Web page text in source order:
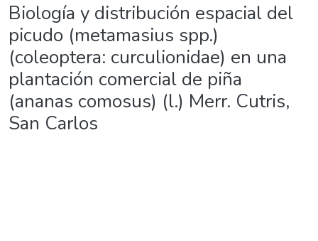
Biología y distribución espacial del
picudo (metamasius spp.)
(coleoptera: curculionidae) en una
plantación comercial de piña
(ananas comosus) (l.) Merr. Cutris,
San Carlos